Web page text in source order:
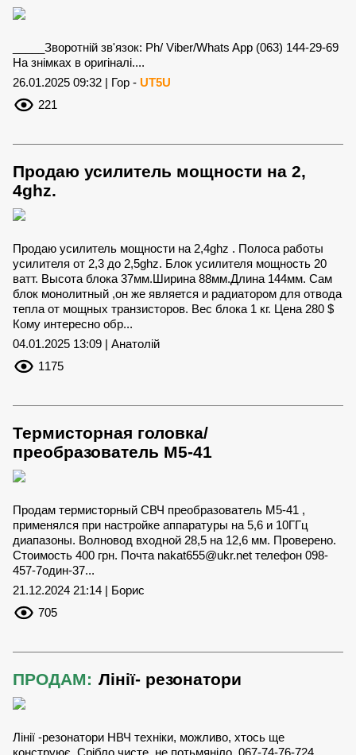
_____Зворотній зв'язок: Ph/ Viber/Whats App (063) 144-29-69
На знімках в оригіналі....
26.01.2025 09:32 | Гор - UT5U
221
Продаю усилитель мощности на 2,
4ghz.
Продаю усилитель мощности на 2,4ghz . Полоса работы
усилителя от 2,3 до 2,5ghz. Блок усилителя мощность 20
ватт. Высота блока 37мм.Ширина 88мм.Длина 144мм. Сам
блок монолитный ,он же является и радиатором для отвода
тепла от мощных транзисторов. Вес блока 1 кг. Цена 280 $
Кому интересно обр...
04.01.2025 13:09 | Анатолій
1175
Термисторная головка/
преобразователь М5-41
Продам термисторный СВЧ преобразователь М5-41 ,
применялся при настройке аппаратуры на 5,6 и 10ГГц
диапазоны. Волновод входной 28,5 на 12,6 мм. Проверено.
Стоимость 400 грн. Почта nakat655@ukr.net телефон 098-
457-7один-37...
21.12.2024 21:14 | Борис
705
ПРОДАМ: Лінії- резонатори
Лінії -резонатори НВЧ техніки, можливо, хтось ще